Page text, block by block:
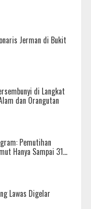
Jerman di Bukit
di Langkat
dan Orangutan
Pemutihan
Hanya Sampai 31
Lawas Digelar